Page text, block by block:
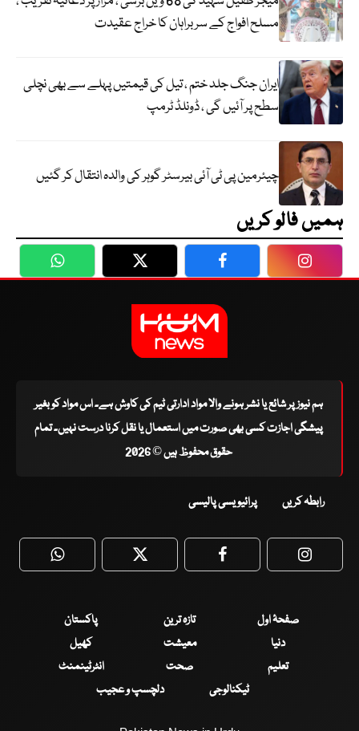
مسلح افواج کے سربراہان کا خراج عقیدت
ایران جنگ جلد ختم ، تیل کی قیمتیں پہلے سے بھی نچلی
سطح پر آئیں گی ، ڈونلڈ ٹرمپ
چیئرمین پی ٹی آئی بیرسٹر گوہر کی والدہ انتقال کر گئیں
ہمیں فالو کریں
WhatsApp Twitter Facebook
ہم نیوز پر شائع یا نشر ہونے والا مواد ادارتی ٹیم کی کاوش ہے۔ اس مواد کو بغیر
پیشگی اجازت کسی بھی صورت میں استعمال یا نقل کرنا درست نہیں۔ تمام
حقوق محفوظ ہیں © 2026
رابطہ کریں پرائیویسی پالیسی
WhatsApp Twitter Facebook
صفحۂ اول تازہ ترین
پاکستان
دنیا
معیشت
کھیل
تعلیم
صحت
انٹرٹینمنٹ
ٹیکنالوجی
دلچسپ و عجیب